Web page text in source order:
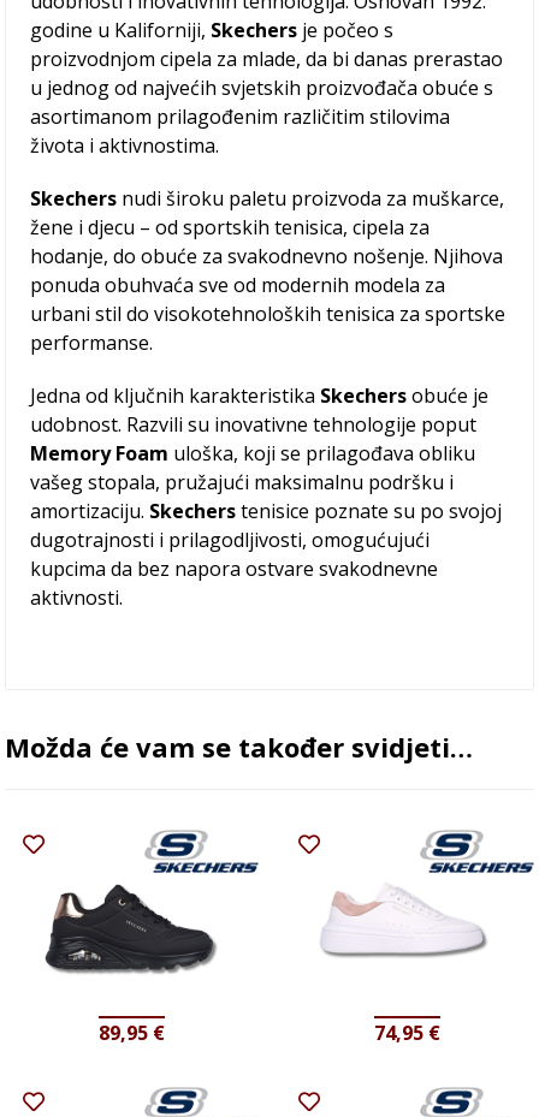
godine u Kaliforniji, Skechers je počeo s
proizvodnjom cipela za mlade, da bi danas prerastao
u jednog od najvećih svjetskih proizvođača obuće s
asortimanom prilagođenim različitim stilovima
života i aktivnostima.
Skechers nudi široku paletu proizvoda za muškarce,
žene i djecu – od sportskih tenisica, cipela za
hodanje, do obuće za svakodnevno nošenje. Njihova
ponuda obuhvaća sve od modernih modela za
urbani stil do visokotehnoloških tenisica za sportske
performanse.
Jedna od ključnih karakteristika Skechersobuće je
udobnost. Razvili su inovativne tehnologije poput
Memory Foam uloška, koji se prilagođava obliku
vašeg stopala, pružajući maksimalnu podršku i
amortizaciju. Skecherstenisice poznate su po svojoj
dugotrajnosti i prilagodljivosti, omogućujući
kupcima da bez napora ostvare svakodnevne
aktivnosti.
Možda će vam se također svidjeti…
89,95 € 74,95 €